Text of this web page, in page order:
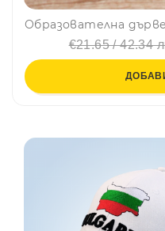
€21.65 / 42.34